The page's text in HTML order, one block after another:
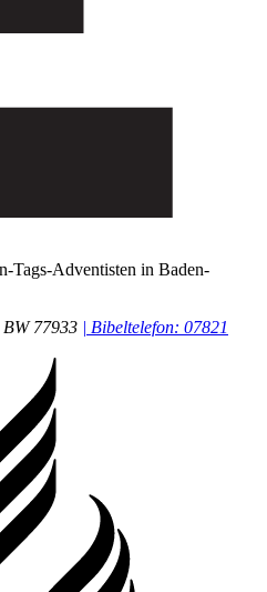
Tags-Adventisten in Baden-
BW 77933 | Bibeltelefon: 07821